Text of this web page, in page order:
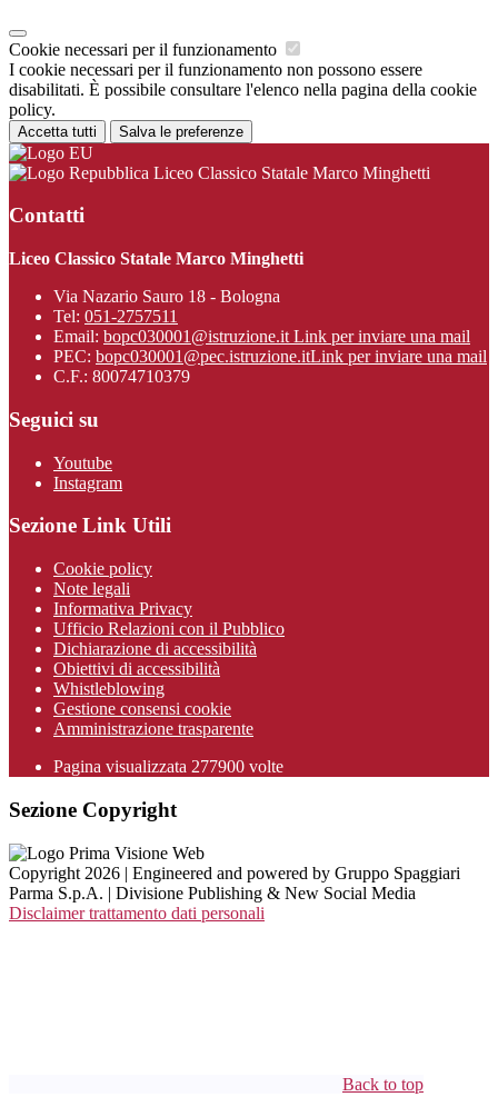
Cookie necessari per il funzionamento
I cookie necessari per il funzionamento non possono essere
disabilitati. È possibile consultare l'elenco nella pagina della cookie
policy.
Accetta tutti Salva le preferenze
Liceo Classico Statale Marco Minghetti
Contatti
Liceo Classico Statale Marco Minghetti
Via Nazario Sauro 18 - Bologna
Tel: 051-2757511
Email: bopc030001@istruzione.it Link per inviare una mail
PEC: bopc030001@pec.istruzione.itLink per inviare una mail
C.F.: 80074710379
Seguici su
Youtube
Instagram
Sezione Link Utili
Cookie policy
Note legali
Informativa Privacy
Ufficio Relazioni con il Pubblico
Dichiarazione di accessibilità
Obiettivi di accessibilità
Whistleblowing
Gestione consensi cookie
Amministrazione trasparente
Pagina visualizzata 277900 volte
Sezione Copyright
Copyright 2026 | Engineered and powered by Gruppo Spaggiari
Parma S.p.A. | Divisione Publishing & New Social Media
Disclaimer trattamento dati personali
Back to top